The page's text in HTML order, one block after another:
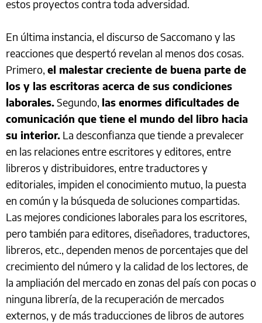
estos proyectos contra toda adversidad.
En última instancia, el discurso de Saccomano y las
reacciones que despertó revelan al menos dos cosas.
Primero, el malestar creciente de buena parte de
los y las escritoras acerca de sus condiciones
laborales.Segundo, las enormes dificultades de
comunicación que tiene el mundo del libro hacia
su interior. La desconfianza que tiende a prevalecer
en las relaciones entre escritores y editores, entre
libreros y distribuidores, entre traductores y
editoriales, impiden el conocimiento mutuo, la puesta
en común y la búsqueda de soluciones compartidas.
Las mejores condiciones laborales para los escritores,
pero también para editores, diseñadores, traductores,
libreros, etc., dependen menos de porcentajes que del
crecimiento del número y la calidad de los lectores, de
la ampliación del mercado en zonas del país con pocas o
ninguna librería, de la recuperación de mercados
externos, y de más traducciones de libros de autores